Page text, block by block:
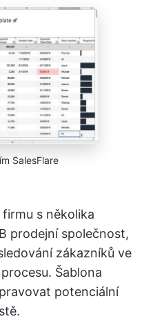
SalesFlare
s několika
prodejní společnost,
zákazníků ve
Šablona
potenciální